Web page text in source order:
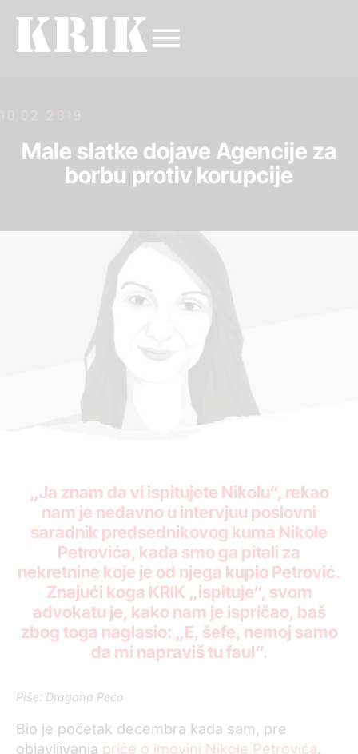
10.02.2019.
Male slatke dojave Agencije za
borbu protiv korupcije
„Ja znam da vi ispitujete Nikolu“, rekao
nam je nedavno u intervjuu poslovni
saradnik predsednikovog kuma Nikole
Petrovića, kada smo ga pitali za
nekretnine koje je od njega kupio Petrović.
Znajući koga KRIK „ispituje“, svom
advokatu je, kako nam je ispričao, baš
zbog toga naglasio: „E, šefe, nemoj samo
da mi napraviš tu faul“.
Piše: Dragana Pećo
Bio je početak decembra kada sam, pre
objavljivanja priče o imovini Nikole Petrovića,